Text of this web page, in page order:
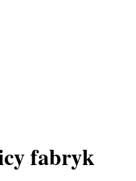
fabryk